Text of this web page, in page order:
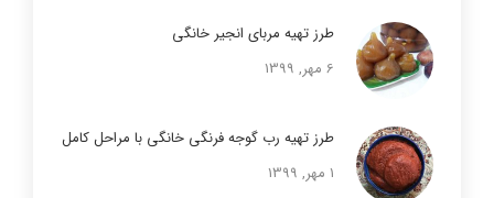
طرز تهیه مربای انجیر خانگی
6 مهر, 1399
طرز تهیه رب گوجه فرنگی خانگی با مراحل کامل
1 مهر, 1399